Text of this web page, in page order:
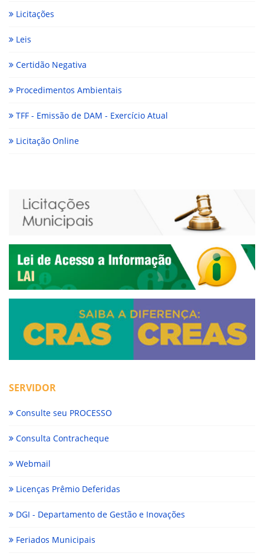
Licitações
Leis
Certidão Negativa
Procedimentos Ambientais
TFF - Emissão de DAM - Exercício Atual
Licitação Online
SERVIDOR
Consulte seu PROCESSO
Consulta Contracheque
Webmail
Licenças Prêmio Deferidas
DGI - Departamento de Gestão e Inovações
Feriados Municipais